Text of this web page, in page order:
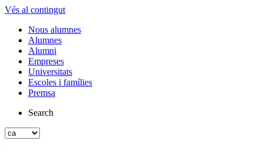
Vés al contingut
Nous alumnes
Alumnes
Alumni
Empreses
Universitats
Escoles i famílies
Premsa
Search